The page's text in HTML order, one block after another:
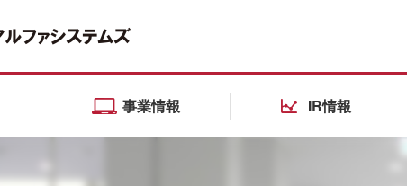
事業情報 IR情報